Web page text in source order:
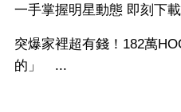
一手掌握明星動態 即刻下
突爆家裡超有錢！182萬
的」 ...